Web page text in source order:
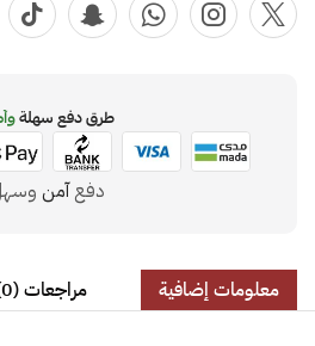
طرق دفع سهلة
دفعآمن
معلومات إضافية مراجعات (0)